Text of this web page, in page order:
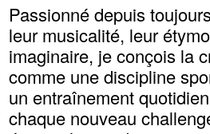
Passionné depuis
leur musicalité, leur
imaginaire, je conçois la
comme une discipline
un entraînement
chaque nouveau